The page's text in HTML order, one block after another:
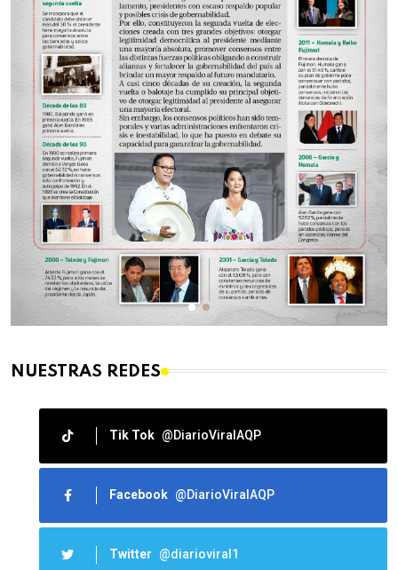
NUESTRAS REDES
Tik Tok @DiarioViralAQP
Facebook @DiarioViralAQP
Twitter @diarioviral1